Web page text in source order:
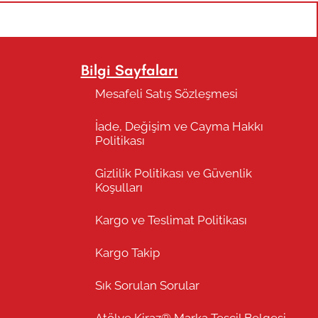
Bilgi Sayfaları
Mesafeli Satış Sözleşmesi
İade, Değişim ve Cayma Hakkı
Politikası
Gizlilik Politikası ve Güvenlik
Koşulları
Kargo ve Teslimat Politikası
Kargo Takip
Sık Sorulan Sorular